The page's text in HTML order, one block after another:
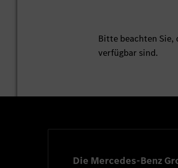
Bitte beachten Sie,
verfügbar sind.
Die Mercedes-Benz